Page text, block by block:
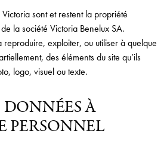
Victoria sont et restent la propriété
la société Victoria Benelux SA.
reproduire, exploiter, ou utiliser à quelque
des éléments du site qu’ils
logo, visuel ou texte.
À
PERSONNEL